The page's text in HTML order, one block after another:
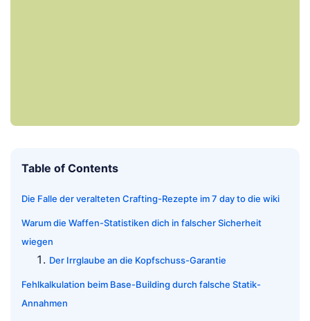
Table of Contents
Die Falle der veralteten Crafting-Rezepte im 7 day to die wiki
Warum die Waffen-Statistiken dich in falscher Sicherheit
wiegen
Der Irrglaube an die Kopfschuss-Garantie
Fehlkalkulation beim Base-Building durch falsche Statik-
Annahmen